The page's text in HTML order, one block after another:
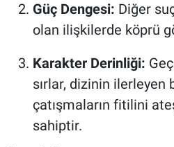
Güç Dengesi: Diğer
olan ilişkilerde köprü
Karakter Derinliği:
sırlar, dizinin ilerleyen
çatışmaların fitilini
sahiptir.